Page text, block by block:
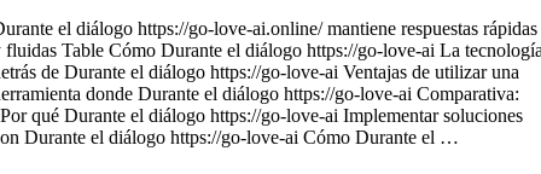
el diálogo https://go-love-ai.online/ mantiene respuestas rápidas
fluidas Table Cómo Durante el diálogo https://go-love-ai La
de Durante el diálogo https://go-love-ai Ventajas de utilizar una
donde Durante el diálogo https://go-love-ai Comparativa:
qué Durante el diálogo https://go-love-ai Implementar soluciones
Durante el diálogo https://go-love-ai Cómo Durante el …